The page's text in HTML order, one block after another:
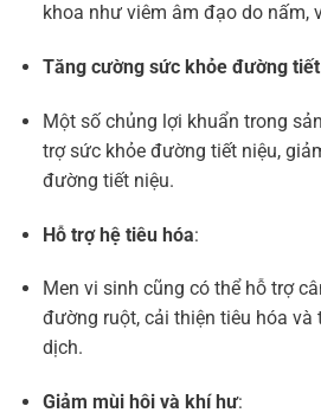
khoa như viêm âm đạo do nấm,
Tăng cường sức khỏe đường
Một số chủng lợi khuẩn trong
trợ sức khỏe đường tiết niệu,
đường tiết niệu.
Hỗ trợ hệ tiêu hóa:
Men vi sinh cũng có thể hỗ trợ
đường ruột, cải thiện tiêu hóa và
dịch.
Giảm mùi hôi và khí hư: